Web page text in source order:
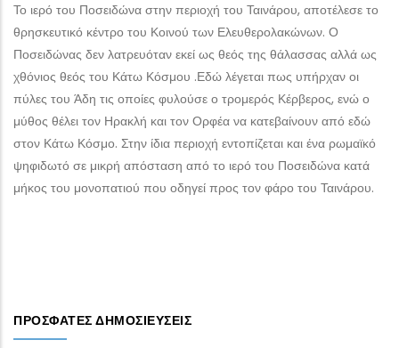
Το ιερό του Ποσειδώνα στην περιοχή του Ταινάρου, αποτέλεσε το
θρησκευτικό κέντρο του Κοινού των Ελευθερολακώνων. Ο
Ποσειδώνας δεν λατρευόταν εκεί ως θεός της θάλασσας αλλά ως
χθόνιος θεός του Κάτω Κόσμου .Εδώ λέγεται πως υπήρχαν οι
πύλες του Άδη τις οποίες φυλούσε ο τρομερός Κέρβερος, ενώ ο
μύθος θέλει τον Ηρακλή και τον Ορφέα να κατεβαίνουν από εδώ
στον Κάτω Κόσμο. Στην ίδια περιοχή εντοπίζεται και ένα ρωμαϊκό
ψηφιδωτό σε μικρή απόσταση από το ιερό του Ποσειδώνα κατά
μήκος του μονοπατιού που οδηγεί προς τον φάρο του Ταινάρου.
ΠΡΌΣΦΑΤΕΣ ΔΗΜΟΣΙΕΎΣΕΙΣ